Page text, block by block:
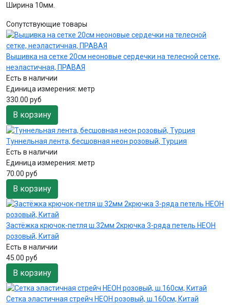
Ширина 10мм.
Сопутствующие товары
Вышивка на сетке 20см неоновые сердечки на телесной сетке,
неэластичная, ПРАВАЯ
Есть в наличии
Единица измерения: метр
330.00 руб
В корзину
Туннельная лента, бесшовная неон розовый, Турция
Есть в наличии
Единица измерения: метр
70.00 руб
В корзину
Застёжка крючок-петля ш.32мм 2крючка 3-ряда петель НЕОН
розовый, Китай
Есть в наличии
45.00 руб
В корзину
Сетка эластичная стрейч НЕОН розовый, ш.160см, Китай